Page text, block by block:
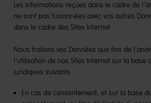
Les informations reçues dans le cadre de
ne sont pas fusionnées avec vos autres
dans le cadre des Sites Internet.
Nous traitons vos Données aux fins de
l’utilisation de nos Sites Internet sur la base
juridiques suivants :
En cas de consentement, et sur la base